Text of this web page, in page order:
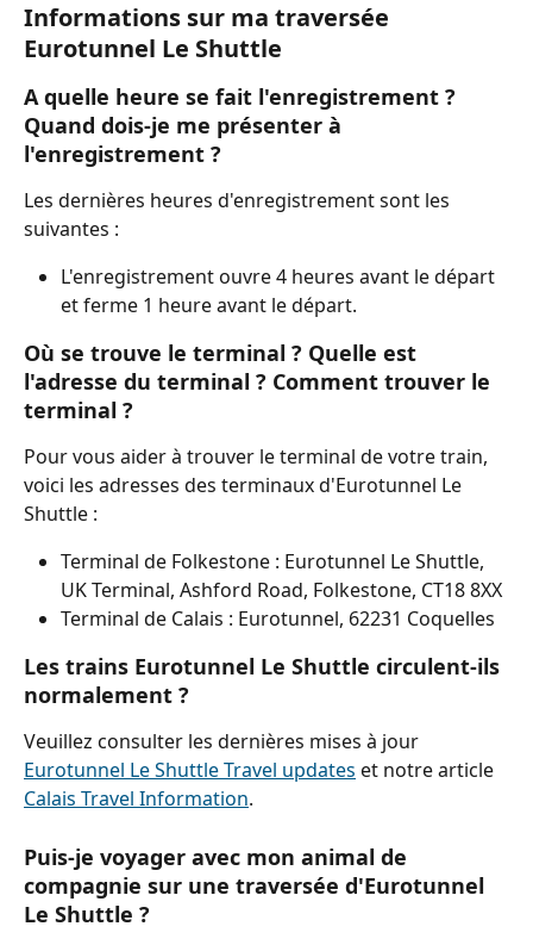
Informations sur ma traversée
Eurotunnel Le Shuttle
A quelle heure se fait l'enregistrement ?
Quand dois-je me présenter à
l'enregistrement ?
Les dernières heures d'enregistrement sont les
suivantes :
L'enregistrement ouvre 4 heures avant le départ
et ferme 1 heure avant le départ.
Où se trouve le terminal ? Quelle est
l'adresse du terminal ? Comment trouver le
terminal ?
Pour vous aider à trouver le terminal de votre train,
voici les adresses des terminaux d'Eurotunnel Le
Shuttle :
Terminal de Folkestone : Eurotunnel Le Shuttle,
UK Terminal, Ashford Road, Folkestone, CT18 8XX
Terminal de Calais : Eurotunnel, 62231 Coquelles
Les trains Eurotunnel Le Shuttle circulent-ils
normalement ?
Veuillez consulter les dernières mises à jour
Eurotunnel Le Shuttle Travel updates et notre article
Calais Travel Information.
Puis-je voyager avec mon animal de
compagnie sur une traversée d'Eurotunnel
Le Shuttle ?